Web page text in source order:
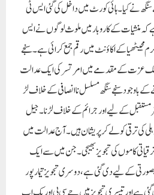
نے کیا۔ ہائی کورٹ میں داخل کی گئی ایس ٹی
کہ منشیات کے کاروبار میں ملوث لوگوں نے ایس
مجیٹھیا کے اکاؤنٹ میں رقم جمع کرائی ہے۔ سنجے
ہتک عزت کے مقدمے میں امرتسر کی ایک عدالت
سنجے سنگھ مسلسل ناانصافی کے خلاف لڑ
کے لیے اور جرائم کے خلاف لڑنا۔ جیل
کی ترقی کو لے کر پریشان ہیں۔ آج عدالت میں
کاموں کی تجویز بھیجی۔جن میں سے ایک
کے لیے دی گئی ہے، دوسری تجویز تیمار پور